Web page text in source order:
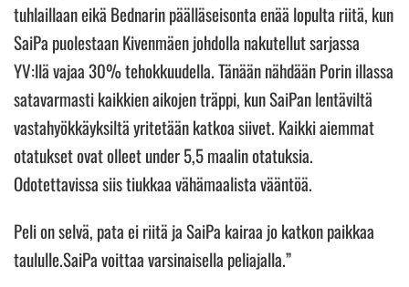
tuhlaillaan eikä Bednarin päälläseisonta enää lopulta riitä, kun
SaiPa puolestaan Kivenmäen johdolla nakutellut sarjassa
YV:llä vajaa 30% tehokkuudella. Tänään nähdään Porin illassa
satavarmasti kaikkien aikojen träppi, kun SaiPan lentäviltä
vastahyökkäyksiltä yritetään katkoa siivet. Kaikki aiemmat
otatukset ovat olleet under 5,5 maalin otatuksia.
Odotettavissa siis tiukkaa vähämaalista vääntöä.
Peli on selvä, pata ei riitä ja SaiPa kairaa jo katkon paikkaa
taululle.SaiPa voittaa varsinaisella peliajalla.”